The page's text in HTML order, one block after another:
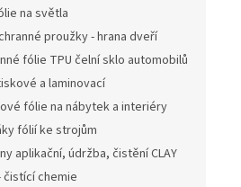
na světla
proužky - hrana dveří
fólie TPU čelní sklo automobilů
a laminovací
fólie na nábytek a interiéry
fólií ke strojům
aplikační, údržba, čistění CLAY
čistící chemie